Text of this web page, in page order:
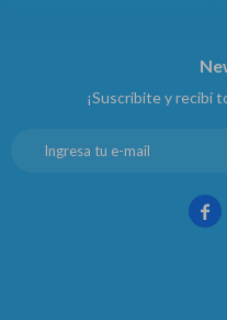
¡Suscribite y recibí
